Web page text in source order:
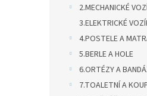
2.MECHANICKÉ
3.ELEKTRICKÉ
4.POSTELE A
5.BERLE A HOLE
6.ORTÉZY A
7.TOALETNÍ A